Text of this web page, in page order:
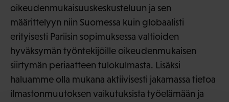
oikeudenmukaisuuskeskusteluun ja sen
määrittelyyn niin Suomessa kuin globaalisti
erityisesti Pariisin sopimuksessa valtioiden
hyväksymän työntekijöille oikeudenmukaisen
siirtymän periaatteen tulokulmasta. Lisäksi
haluamme olla mukana aktiivisesti jakamassa tietoa
ilmastonmuutoksen vaikutuksista työelämään ja